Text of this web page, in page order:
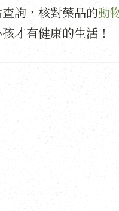
詢，核對藥品的動
才有健康的生活！